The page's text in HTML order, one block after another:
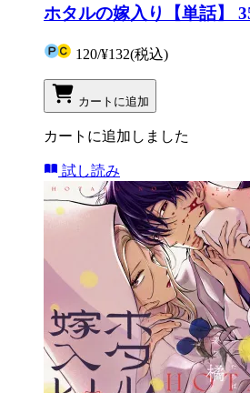
ホタルの嫁入り【単話】
120/¥132(税込)
カートに追加
カートに追加しました
試し読み